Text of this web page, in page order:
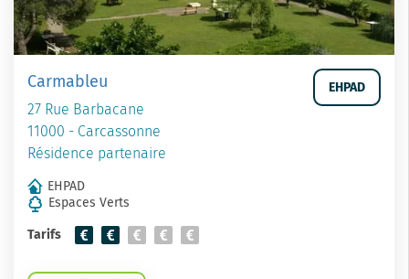
Carmableu
27 Rue Barbacane
11000 - Carcassonne
Résidence partenaire
EHPAD
EHPAD
Espaces Verts
Tarifs